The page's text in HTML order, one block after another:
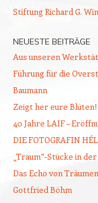
Stiftung Richard G.
NEUESTE BEITRÄGE
Aus unseren
Führung für die
Baumann
Zeigt her eure Blüten!
40 Jahre LAIF –
DIE FOTOGRAFIN
„Traum“-Stücke in
Das Echo von
Gottfried Böhm